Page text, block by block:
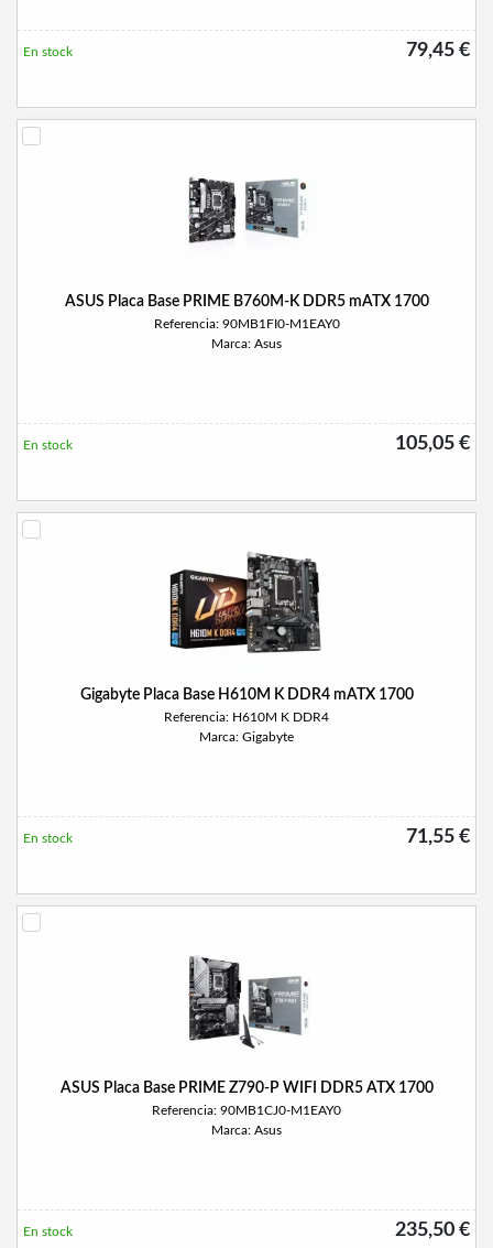
79,45 €
En stock
ASUS Placa Base PRIME B760M-K DDR5 mATX 1700
Referencia: 90MB1FI0-M1EAY0
Marca: Asus
105,05 €
En stock
Gigabyte Placa Base H610M K DDR4 mATX 1700
Referencia: H610M K DDR4
Marca: Gigabyte
71,55 €
En stock
ASUS Placa Base PRIME Z790-P WIFI DDR5 ATX 1700
Referencia: 90MB1CJ0-M1EAY0
Marca: Asus
235,50 €
En stock